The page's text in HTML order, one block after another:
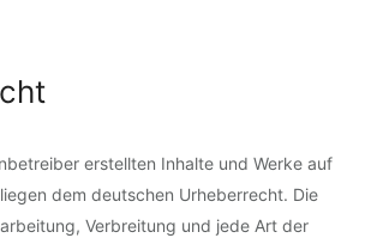
erstellten Inhalte und Werke auf
dem deutschen Urheberrecht. Die
Verbreitung und jede Art der